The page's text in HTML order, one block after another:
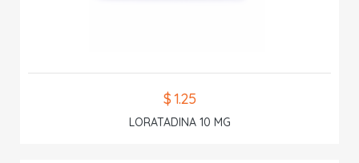
$ 1.25
LORATADINA 10 MG